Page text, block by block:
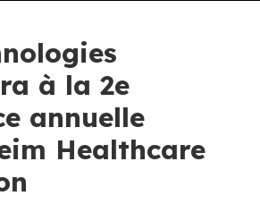
à la 2e
annuelle
Healthcare